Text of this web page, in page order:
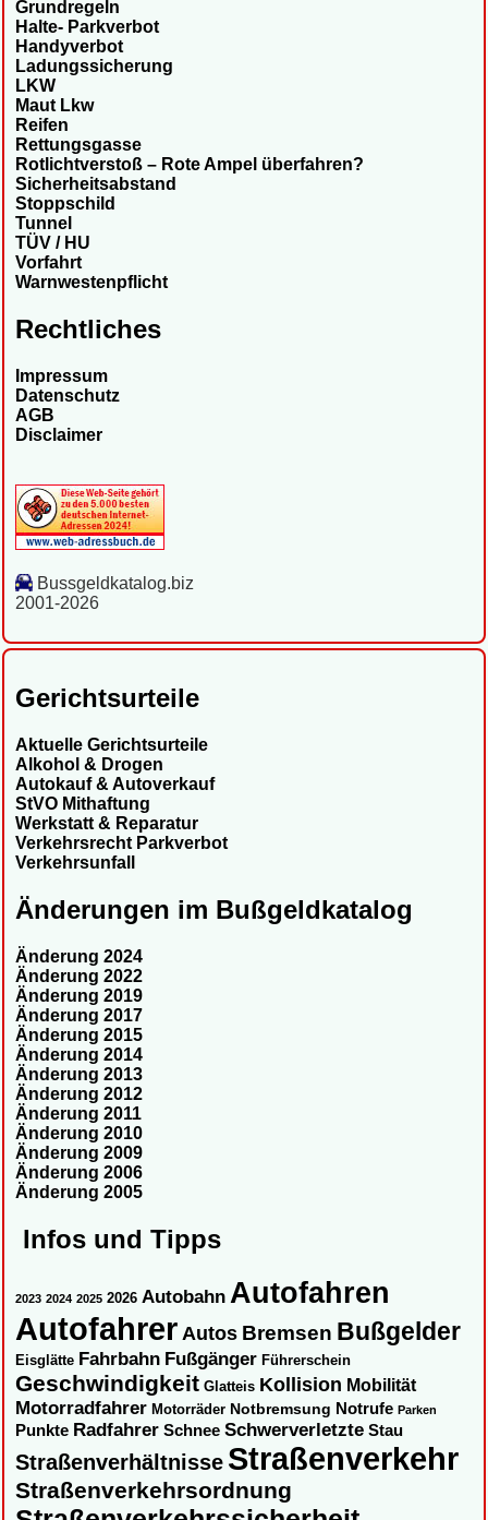
Grundregeln
Halte- Parkverbot
Handyverbot
Ladungssicherung
LKW
Maut Lkw
Reifen
Rettungsgasse
Rotlichtverstoß – Rote Ampel überfahren?
Sicherheitsabstand
Stoppschild
Tunnel
TÜV / HU
Vorfahrt
Warnwestenpflicht
Rechtliches
Impressum
Datenschutz
AGB
Disclaimer
Bussgeldkatalog.biz
2001-2026
Gerichtsurteile
Aktuelle Gerichtsurteile
Alkohol & Drogen
Autokauf & Autoverkauf
StVO Mithaftung
Werkstatt & Reparatur
Verkehrsrecht Parkverbot
Verkehrsunfall
Änderungen im Bußgeldkatalog
Änderung 2024
Änderung 2022
Änderung 2019
Änderung 2017
Änderung 2015
Änderung 2014
Änderung 2013
Änderung 2012
Änderung 2011
Änderung 2010
Änderung 2009
Änderung 2006
Änderung 2005
Infos und Tipps
2023 2024 2025 2026 Autobahn Autofahren
AutofahrerAutos Bremsen Bußgelder
Eisglätte Fahrbahn Fußgänger Führerschein
Geschwindigkeit Glatteis Kollision Mobilität
Motorradfahrer Motorräder Notbremsung Notrufe Parken
Punkte Radfahrer Schnee Schwerverletzte Stau
Straßenverhältnisse Straßenverkehr
Straßenverkehrsordnung